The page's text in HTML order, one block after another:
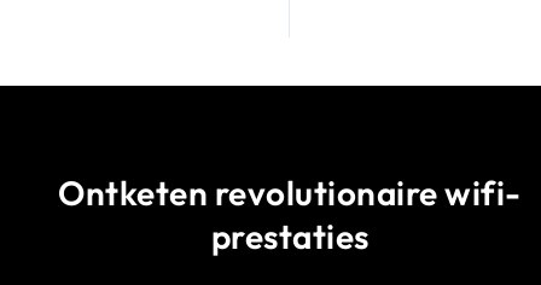
Ontketen revolutionaire wifi-
prestaties